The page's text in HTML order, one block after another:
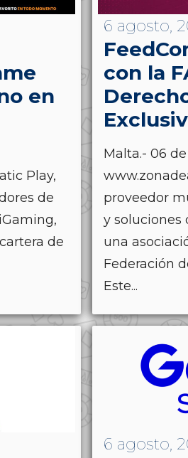
en
Play,
de
de
6 agosto,
con la
Malta.- 06
proveedor
y soluciones
una
Federación
Este...
6 agosto,